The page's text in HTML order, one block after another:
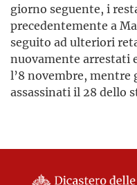
giorno seguente, i
precedentemente a
seguito ad ulteriori
nuovamente arrestati
l’8 novembre,
assassinati il 28 dello